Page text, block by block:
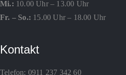
Mi.: 10.00 Uhr – 13.00 Uhr
Fr. – So.: 15.00 Uhr – 18.00 Uhr
Kontakt
Telefon: 0911 237 342 60